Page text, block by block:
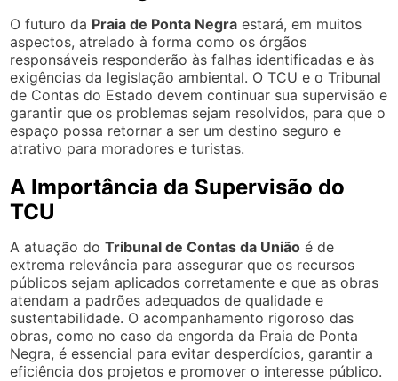
O futuro da Praia de Ponta Negra estará, em muitos
aspectos, atrelado à forma como os órgãos
responsáveis responderão às falhas identificadas e às
exigências da legislação ambiental. O TCU e o Tribunal
de Contas do Estado devem continuar sua supervisão e
garantir que os problemas sejam resolvidos, para que o
espaço possa retornar a ser um destino seguro e
atrativo para moradores e turistas.
A Importância da Supervisão do
TCU
A atuação doTribunal de Contas da União é de
extrema relevância para assegurar que os recursos
públicos sejam aplicados corretamente e que as obras
atendam a padrões adequados de qualidade e
sustentabilidade. O acompanhamento rigoroso das
obras, como no caso da engorda da Praia de Ponta
Negra, é essencial para evitar desperdícios, garantir a
eficiência dos projetos e promover o interesse público.